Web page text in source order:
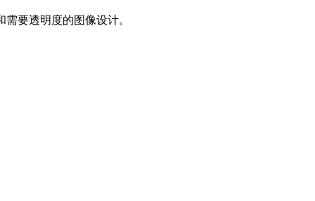
要透明度的图像设计。